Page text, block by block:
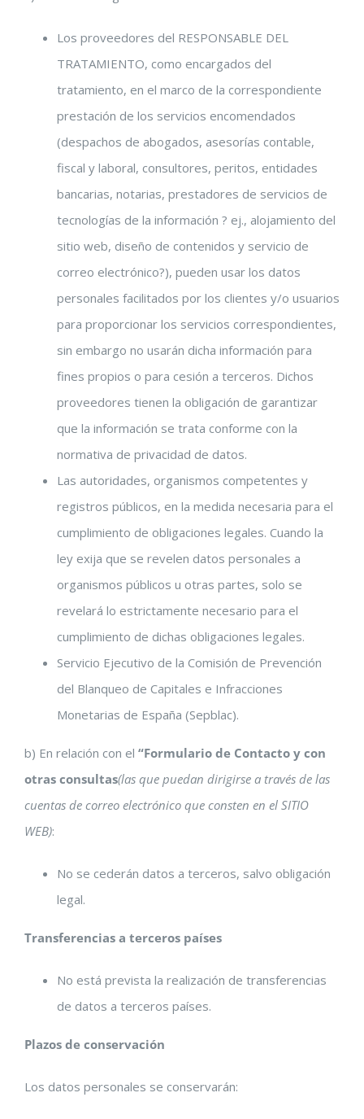
Los proveedores del RESPONSABLE DEL
TRATAMIENTO, como encargados del
tratamiento, en el marco de la correspondiente
prestación de los servicios encomendados
(despachos de abogados, asesorías contable,
fiscal y laboral, consultores, peritos, entidades
bancarias, notarias, prestadores de servicios de
tecnologías de la información ? ej., alojamiento del
sitio web, diseño de contenidos y servicio de
correo electrónico?), pueden usar los datos
personales facilitados por los clientes y/o usuarios
para proporcionar los servicios correspondientes,
sin embargo no usarán dicha información para
fines propios o para cesión a terceros. Dichos
proveedores tienen la obligación de garantizar
que la información se trata conforme con la
normativa de privacidad de datos.
Las autoridades, organismos competentes y
registros públicos, en la medida necesaria para el
cumplimiento de obligaciones legales. Cuando la
ley exija que se revelen datos personales a
organismos públicos u otras partes, solo se
revelará lo estrictamente necesario para el
cumplimiento de dichas obligaciones legales.
Servicio Ejecutivo de la Comisión de Prevención
del Blanqueo de Capitales e Infracciones
Monetarias de España (Sepblac).
b) En relación con el “Formulario de Contacto y con
otras consultas(las que puedan dirigirse a través de las
cuentas de correo electrónico que consten en el SITIO
WEB):
No se cederán datos a terceros, salvo obligación
legal.
Transferencias a terceros países
No está prevista la realización de transferencias
de datos a terceros países.
Plazos de conservación
Los datos personales se conservarán: